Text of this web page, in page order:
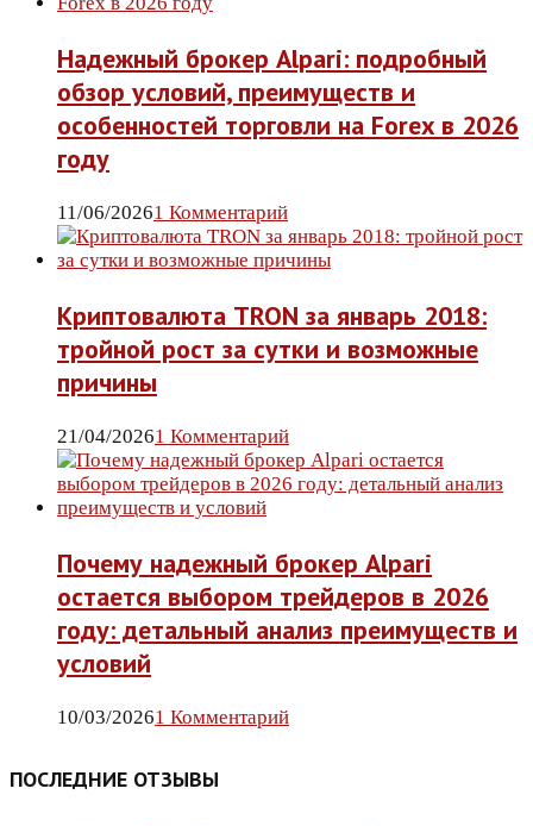
Надежный брокер Alpari: подробный
обзор условий, преимуществ и
особенностей торговли на Forex в 2026
году
11/06/20261 Комментарий
Криптовалюта TRON за январь 2018:
тройной рост за сутки и возможные
причины
21/04/20261 Комментарий
Почему надежный брокер Alpari
остается выбором трейдеров в 2026
году: детальный анализ преимуществ и
условий
10/03/20261 Комментарий
ПОСЛЕДНИЕ ОТЗЫВЫ